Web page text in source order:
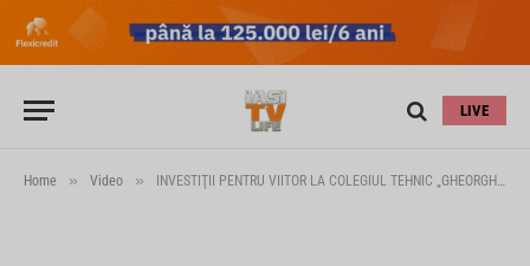
LIVE
Home » Video » INVESTIŢII PENTRU VIITOR LA COLEGIUL TEHNIC „GHEORGHE ASACHI”